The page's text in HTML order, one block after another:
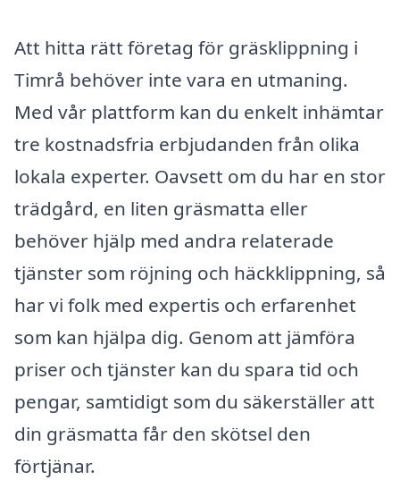
Att hitta rätt företag för gräsklippning i
Timrå behöver inte vara en utmaning.
Med vår plattform kan du enkelt inhämtar
tre kostnadsfria erbjudanden från olika
lokala experter. Oavsett om du har en stor
trädgård, en liten gräsmatta eller
behöver hjälp med andra relaterade
tjänster som röjning och häckklippning, så
har vi folk med expertis och erfarenhet
som kan hjälpa dig. Genom att jämföra
priser och tjänster kan du spara tid och
pengar, samtidigt som du säkerställer att
din gräsmatta får den skötsel den
förtjänar.